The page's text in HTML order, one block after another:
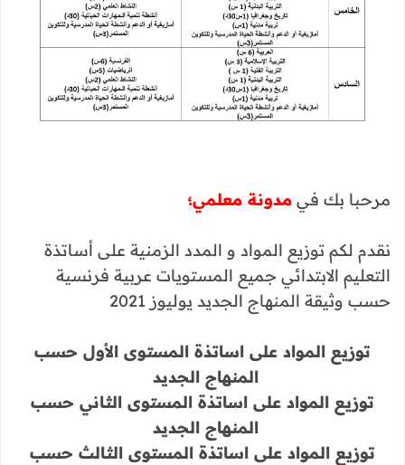
مرحبا بك في مدونة معلمي؛
نقدم لكم توزيع المواد و المدد الزمنية على أساتذة
التعليم الابتدائي جميع المستويات عربية فرنسية
حسب وثيقة المنهاج الجديد يوليوز 2021
توزيع المواد على اساتذة المستوى الأول حسب
المنهاج الجديد
توزيع المواد على اساتذة المستوى الثاني حسب
المنهاج الجديد
توزيع المواد على اساتذة المستوى الثالث حسب